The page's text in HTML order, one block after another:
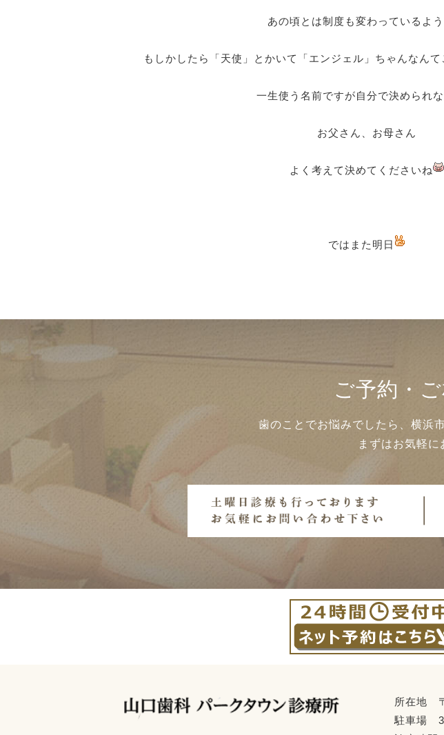
あの頃とは制度も変わっているよ
もしかしたら「天使」とかいて「エンジェル」ちゃんなん
一生使う名前ですが自分で決められ
お父さん、お母さん
よく考えて決めてくださいね
ではまた明日
ご予約・
歯のことでお悩みでしたら、横浜
まずはお気軽に
所在地
駐車場 3